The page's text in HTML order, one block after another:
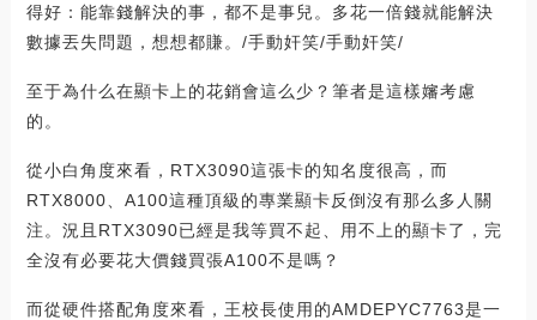
得好：能靠錢解決的事，都不是事兒。多花一倍錢就能解決
數據丟失問題，想想都賺。/手動奸笑/手動奸笑/
至于為什么在顯卡上的花銷會這么少？筆者是這樣嬸考慮
的。
從小白角度來看，RTX3090這張卡的知名度很高，而
RTX8000、A100這種頂級的專業顯卡反倒沒有那么多人關
注。況且RTX3090已經是我等買不起、用不上的顯卡了，完
全沒有必要花大價錢買張A100不是嗎？
而從硬件搭配角度來看，王校長使用的AMDEPYC7763是一